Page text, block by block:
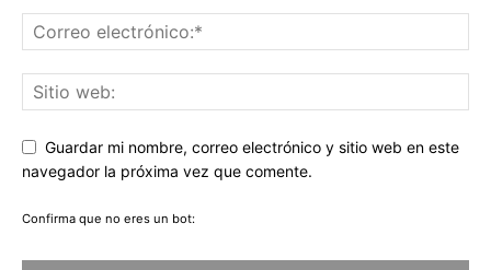
Guardar mi nombre, correo electrónico y sitio web en este
navegador la próxima vez que comente.
Confirma que no eres un bot: